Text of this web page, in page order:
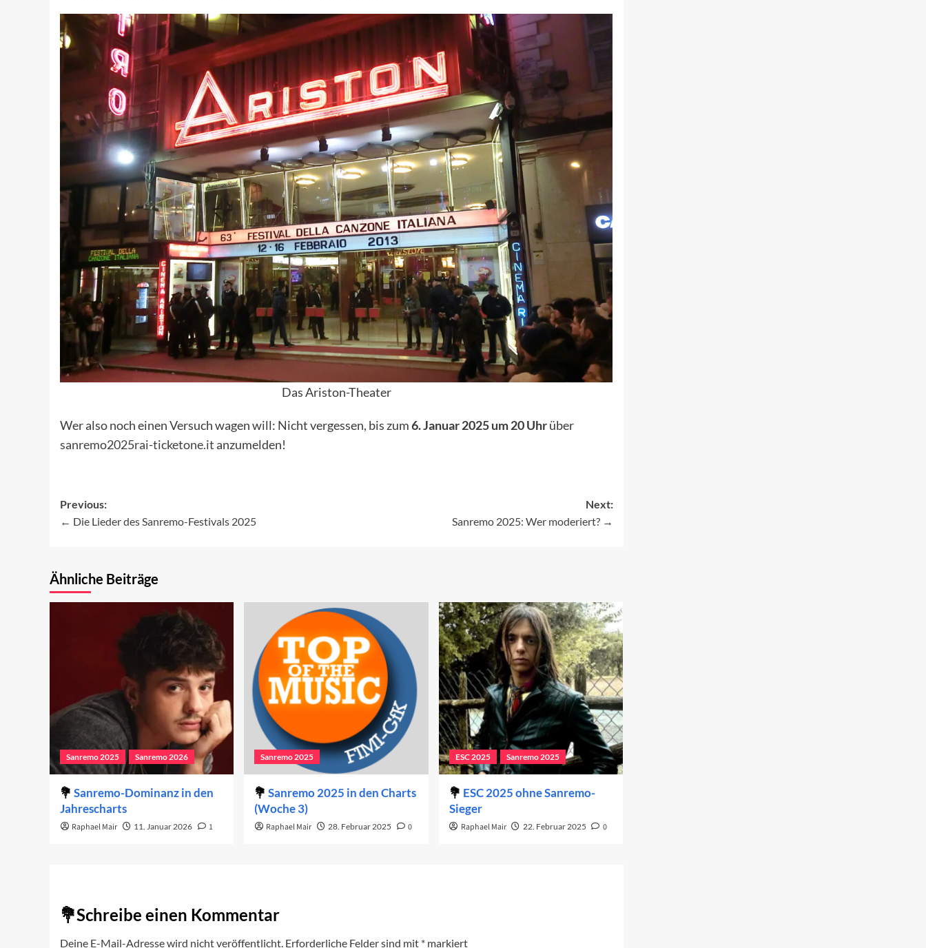
Das Ariston-Theater
Wer also noch einen Versuch wagen will: Nicht vergessen, bis zum6. Januar 2025 um 20 Uhrüber
sanremo2025rai-ticketone.itanzumelden!
Post
Previous:
Die Lieder des Sanremo-Festivals 2025
Next:
Sanremo 2025: Wer moderiert?
Ähnliche Beiträge
Sanremo 2025 Sanremo 2026
Sanremo-Dominanz in den
Jahrescharts
Raphael Mair 11. Januar 2026 1
Sanremo 2025
Sanremo 2025 in den Charts
(Woche 3)
Raphael Mair 28. Februar 2025 0
ESC 2025 Sanremo 2025
ESC 2025 ohne Sanremo-
Sieger
Raphael Mair 22. Februar 2025 0
Schreibe einen Kommentar
Deine E-Mail-Adresse wird nicht veröffentlicht. Erforderliche Felder sind mit * markiert